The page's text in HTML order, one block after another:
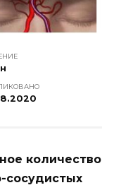
кoличecтвo
cocyдиcтыx